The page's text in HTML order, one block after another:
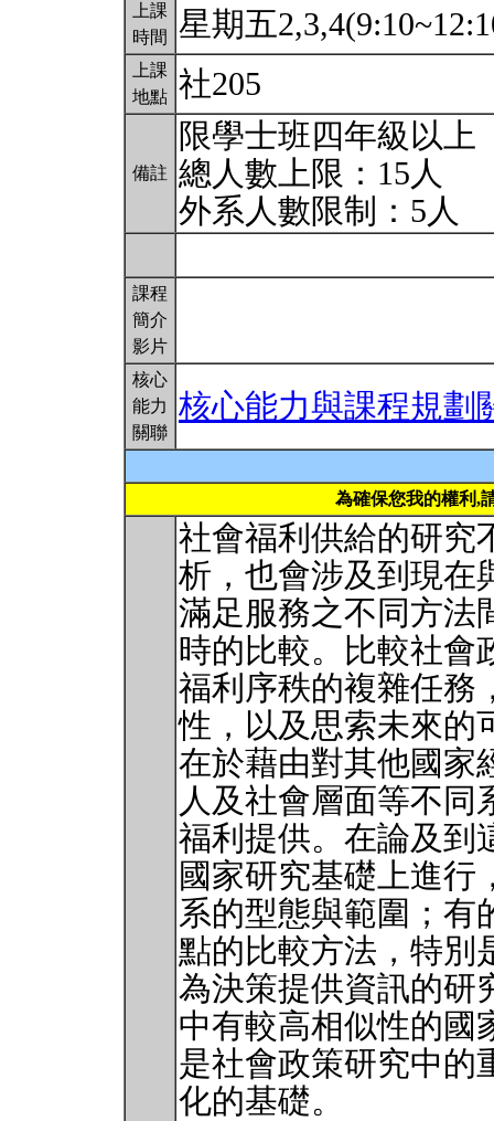
上課
時間
星期五
上課
地點 社205
備註
限學士班四年級以上
總人數上限：15人
外系人數限制：5人
課程
簡介
影片
核心
能力
關聯
核心能力與課程規劃
為確保您我的權利,
社會福利供給的研究
析，也會涉及到現在
滿足服務之不同方法
時的比較。比較社會
福利序秩的複雜任務
性，以及思索未來的
在於藉由對其他國家
人及社會層面等不同
福利提供。在論及到
國家研究基礎上進行
系的型態與範圍；有
點的比較方法，特別
為決策提供資訊的研
中有較高相似性的國
是社會政策研究中的
化的基礎。